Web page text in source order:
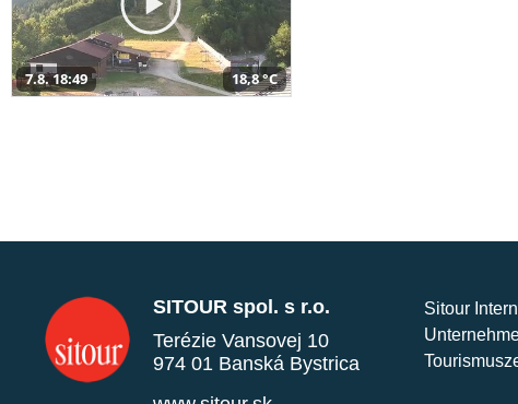
7.8. 18:49 18,8 °C
SITOUR spol. s r.o.
Terézie Vansovej 10
974 01 Banská Bystrica
Sitour